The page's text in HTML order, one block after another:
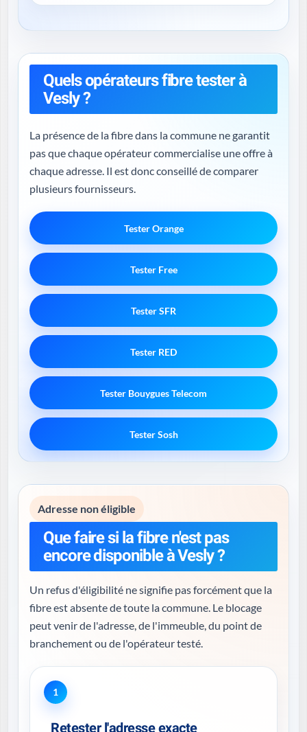
Quels opérateurs fibre tester à
Vesly ?
La présence de la fibre dans la commune ne garantit
pas que chaque opérateur commercialise une offre à
chaque adresse. Il est donc conseillé de comparer
plusieurs fournisseurs.
Tester Orange
Tester Free
Tester SFR
Tester RED
Tester Bouygues Telecom
Tester Sosh
Adresse non éligible
Que faire si la fibre n'est pas
encore disponible à Vesly ?
Un refus d'éligibilité ne signifie pas forcément que la
fibre est absente de toute la commune. Le blocage
peut venir de l'adresse, de l'immeuble, du point de
branchement ou de l'opérateur testé.
1
Retester l'adresse exacte